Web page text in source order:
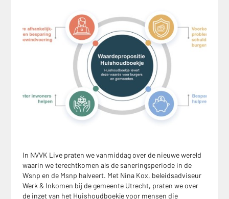
In NVVK Live praten we vanmiddag over de nieuwe wereld
waarin we terechtkomen als de saneringsperiode in de
Wsnp en de Msnp halveert. Met Nina Kox, beleidsadviseur
Werk & Inkomen bij de gemeente Utrecht, praten we over
de inzet van het Huishoudboekje voor mensen die